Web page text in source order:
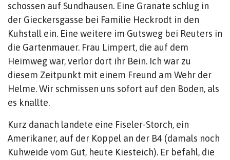
schossen auf Sundhausen. Eine Granate schlug in
der Gieckersgasse bei Familie Heckrodt in den
Kuhstall ein. Eine weitere im Gutsweg bei Reuters in
die Gartenmauer. Frau Limpert, die auf dem
Heimweg war, verlor dort ihr Bein. Ich war zu
diesem Zeitpunkt mit einem Freund am Wehr der
Helme. Wir schmissen uns sofort auf den Boden, als
es knallte.
Kurz danach landete eine Fiseler-Storch, ein
Amerikaner, auf der Koppel an der B4 (damals noch
Kuhweide vom Gut, heute Kiesteich). Er befahl, die